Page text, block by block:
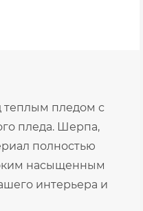
теплым пледом с
пледа. Шерпа,
полностью
насыщенным
интерьера и